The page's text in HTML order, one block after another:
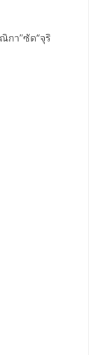
กา”ซัด“จุริ